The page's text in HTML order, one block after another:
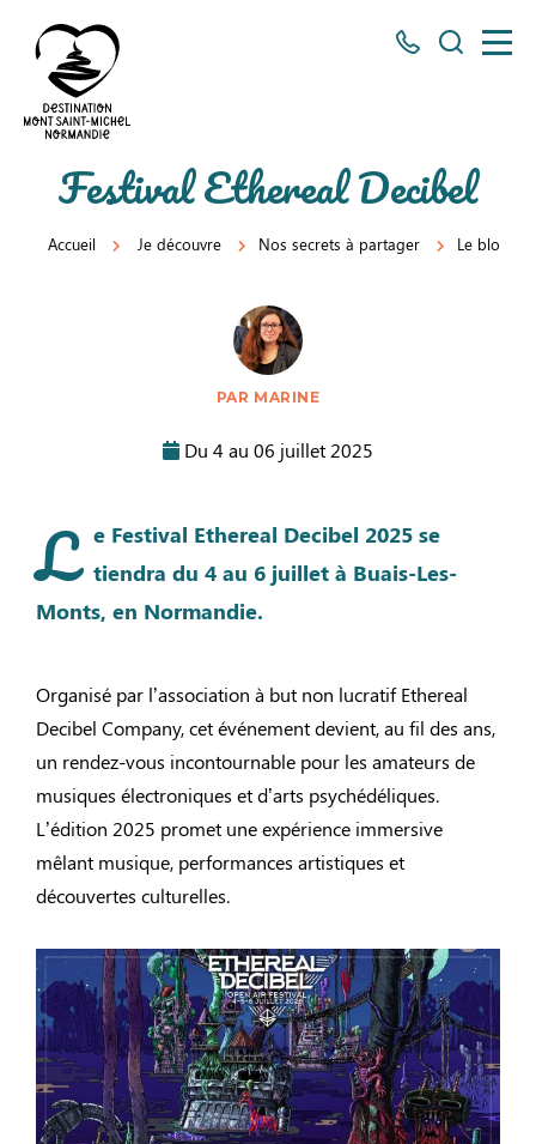
Mont
Michel
Tous
Festival Ethereal Decibel
Accueil Je découvre Nos secrets à partager Le blog
PAR MARINE
Du 4 au 06 juillet 2025
L e Festival Ethereal Decibel 2025 se
tiendra du 4 au 6 juillet à Buais-Les-
Monts, en Normandie.
Organisé par l’association à but non lucratif Ethereal
Decibel Company, cet événement devient, au fil des ans,
un rendez-vous incontournable pour les amateurs de
musiques électroniques et d’arts psychédéliques.
L’édition 2025 promet une expérience immersive
mêlant musique, performances artistiques et
découvertes culturelles.​